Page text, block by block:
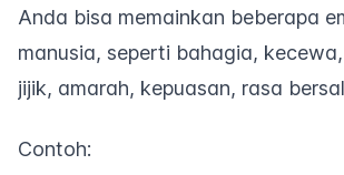
Anda bisa memainkan beberapa
manusia, seperti bahagia,
jijik, amarah, kepuasan, rasa
Contoh: